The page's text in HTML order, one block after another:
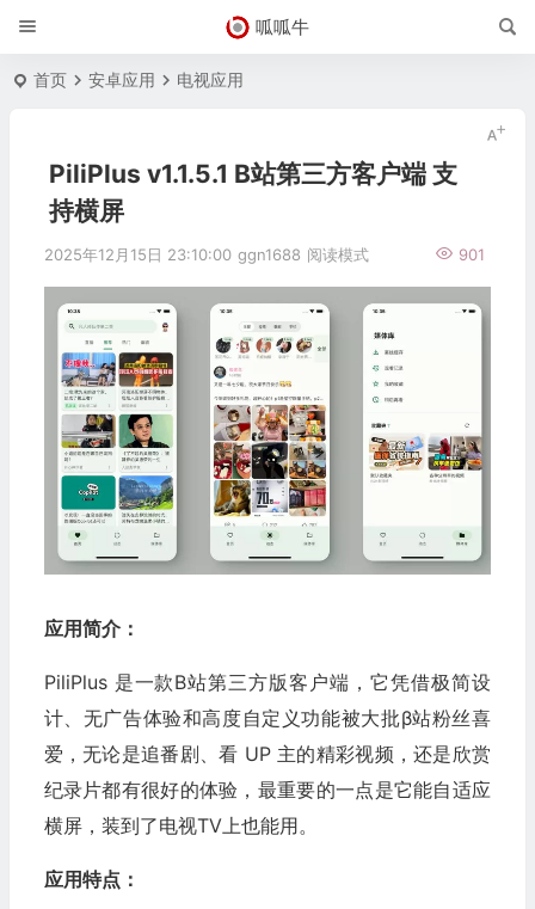
呱呱牛
首页 安卓应用 电视应用
PiliPlus v1.1.5.1 B站第三方客户端 支
持横屏
2025年12月15日 23:10:00 ggn1688 901
阅读模式
应用简介：
PiliPlus 是一款B站第三方版客户端，它凭借极简设
计、无广告体验和高度自定义功能被大批β站粉丝喜
爱，无论是追番剧、看 UP 主的精彩视频，还是欣赏
纪录片都有很好的体验，最重要的一点是它能自适应
横屏，装到了电视TV上也能用。
应用特点：